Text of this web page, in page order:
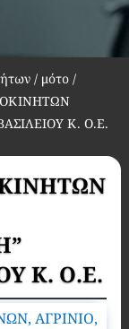
/ μότο /
Κ. Ο.Ε.
Κ. Ο.Ε.
ΑΓΡΙΝΙΟ,